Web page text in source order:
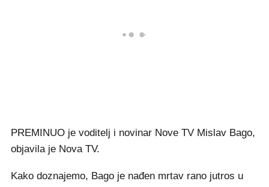
PREMINUO je voditelj i novinar Nove TV Mislav Bago,
objavila je Nova TV.
Kako doznajemo, Bago je nađen mrtav rano jutros u